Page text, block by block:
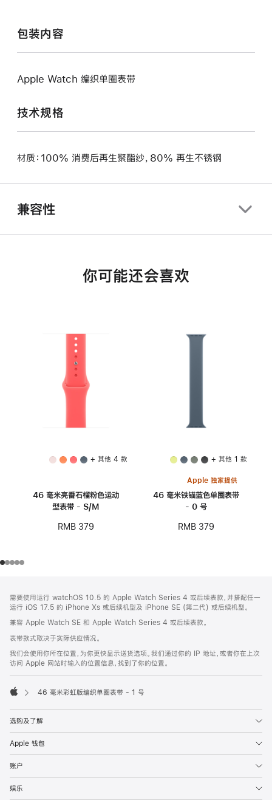
包装内容
Apple Watch 编织单圈表带
技术规格
材质：100% 消费后再生聚酯纱，80% 再生不锈钢
兼容性
你可能还会喜欢
+ 其他 4 款
46 毫米亮番石榴粉色运动
型表带 - S/M
RMB 379
+ 其他 1 款
Apple 独家提供
46 毫米铁锚蓝色单圈表带
- 0 号
RMB 379
页
页
脚
注
需要使用运行 watchOS 10.5 的 Apple Watch Series 4 或后续表款，并搭配任一
运行 iOS 17.5 的 iPhone Xs 或后续机型及 iPhone SE (第二代) 或后续机型。
兼容 Apple Watch SE 和 Apple Watch Series 4 或后续表款。
表带款式取决于实际供应情况。
我们会使用你所在位置，为你更快显示送货选项。我们通过你的 IP 地址，或者你在上次
访问 Apple 网站时输入的位置信息，找到了你的位置。
46 毫米彩虹版编织单圈表带 - 1 号
选购及了解
Apple 钱包
账户
娱乐